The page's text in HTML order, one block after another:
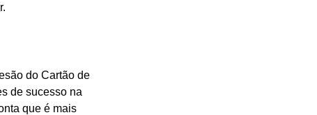
do Cartão de
de sucesso na
que é mais